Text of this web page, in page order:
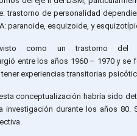
trastorno de personalidad
paranoide, esquizoide, y
como un trastorno del
entre los años 1960 – 1970 y se
experiencias transitorias
conceptualización habría sido
investigación durante los años 80.